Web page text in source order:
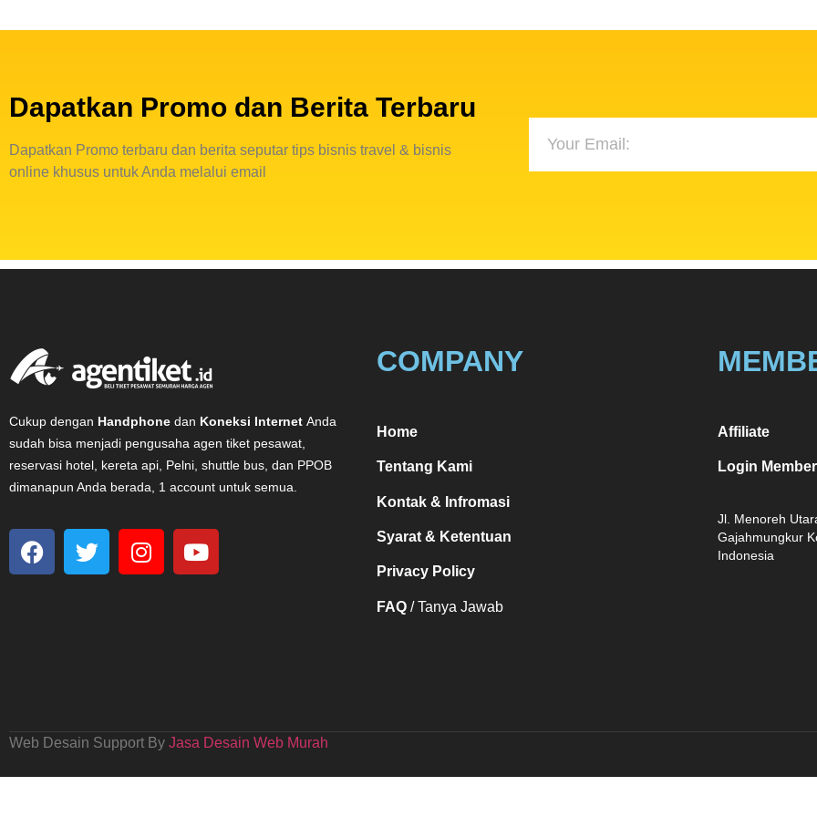
Dapatkan Promo dan Berita Terbaru
Dapatkan Promo terbaru dan berita seputar tips bisnis travel & bisnis
online khusus untuk Anda melalui email
Cukup dengan Handphone dan Koneksi Internet Anda
sudah bisa menjadi pengusaha agen tiket pesawat,
reservasi hotel, kereta api, Pelni, shuttle bus, dan PPOB
dimanapun Anda berada, 1 account untuk semua.
COMPANY
Home
Tentang Kami
Kontak & Infromasi
Syarat & Ketentuan
Privacy Policy
FAQ / Tanya Jawab
Affiliate
Login Member
Jl. Menoreh
Gajahmungkur
Indonesia
Web Desain Support By Jasa Desain Web Murah